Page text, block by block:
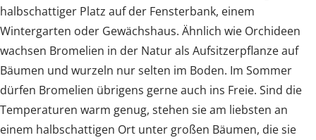
halbschattiger Platz auf der Fensterbank, einem
Wintergarten oder Gewächshaus. Ähnlich wie Orchideen
wachsen Bromelien in der Natur als Aufsitzerpflanze auf
Bäumen und wurzeln nur selten im Boden. Im Sommer
dürfen Bromelien übrigens gerne auch ins Freie. Sind die
Temperaturen warm genug, stehen sie am liebsten an
einem halbschattigen Ort unter großen Bäumen, die sie